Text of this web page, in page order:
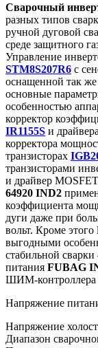
Сварочный
разных типов
ручной дуговой
среде защитного
Управление
STM8S207R6 с
оснащенной так
основные
особенностью
корректор
IR1155S и драйвера
корректора
транзисторах
транзисторами
и драйвер
64920 IND2
коэффициента
дуги даже при
вольт. Кроме этого
выгодными
стабильной
питания FUBAG
ШИМ-контроллера
Напряжение
Напряжение
Диапазон